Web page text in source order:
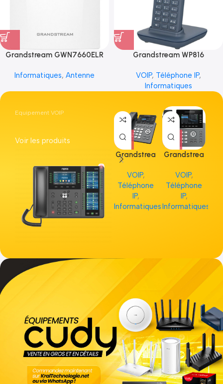
Grandstream GWN7660ELR
Informatiques, Antenne
Grandstream WP816
VOIP, Téléphone IP,
Informatiques
Equipement VOIP
Voir les produits
Grandstrea
m GRP2613
VOIP,
Téléphone
IP,
Informatiques
Grandstrea
VOIP,
Téléphone
IP,
Informatiques